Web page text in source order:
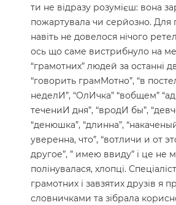
ти не відразу розумієш: вона
пожартувала чи серйозно. Для
навіть не довелося нічого
ось що саме вистрибнуло на
“грамотних” людей за останні
“говорить грамМотно”, “в
неделИ”, “ОлИчка” “вобщем”
течениИ дня”, “вродИ бы”,
“денюшка”, “длинна”,
уверенна, что”, “вотличи и от
другое”, ” имею ввиду” і це не
полінувалася, хлопці.
грамотних і завзятих друзів я
словничками та зібрала